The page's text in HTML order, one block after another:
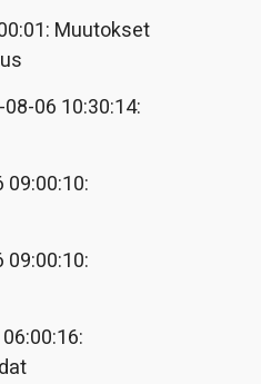
Muutokset
06 10:30:14:
09:00:10:
09:00:10: